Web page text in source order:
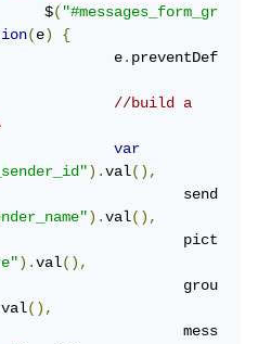
			$
("#messages_form_gr
(e)
{
				e
.preventDef
//build a
var
).val(),
send
).val(),
pict
).val(),
grou
val(),
mess